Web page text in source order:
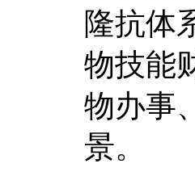
隆抗体
物技能
物办事
景。